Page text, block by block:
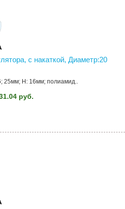
с накаткой, Диаметр:20
25мм; H: 16мм; полиамид..
руб.